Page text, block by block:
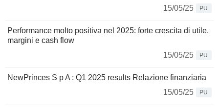
15/05/25
PU
Performance molto positiva nel 2025: forte crescita di utile,
margini e cash flow
15/05/25
PU
NewPrinces S p A : Q1 2025 results Relazione finanziaria
15/05/25
PU